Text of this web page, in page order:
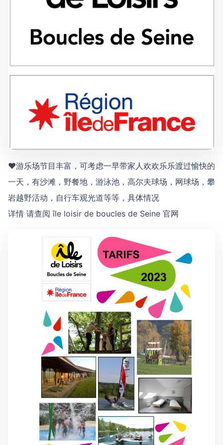
♥游乐场节目丰富，可考虑一早带家人欢欢乐乐渡过愉快的
一天，有沙滩，野餐地，游泳池，高尔夫球场，网球场，攀
岩越野活动，自行车观光道等等，具体情况
详情 请查阅 île loisir de boucles de Seine 官网